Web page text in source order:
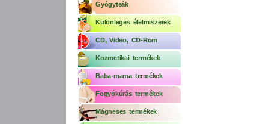
Gyógyteák
Különleges élelmiszerek
CD, Video, CD-Rom
Kozmetikai termékek
Baba-mama termékek
Fogyókúrás termékek
Mágneses termékek